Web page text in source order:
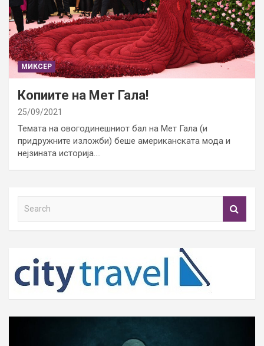
МИКСЕР
Копиите на Мет Гала!
25/09/2021
Темата на овогодинешниот бал на Мет Гала (и
придружните изложби) беше американската мода и
нејзината историја.…
h